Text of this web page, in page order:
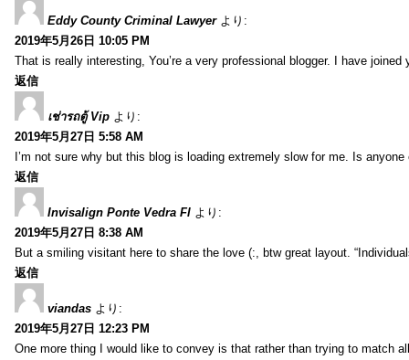
Eddy County Criminal Lawyer より:
2019年5月26日 10:05 PM
That is really interesting, You’re a very professional blogger. I have
返信
เช่ารถตู้ Vip より:
2019年5月27日 5:58 AM
I’m not sure why but this blog is loading extremely slow for me. Is
返信
Invisalign Ponte Vedra Fl より:
2019年5月27日 8:38 AM
But a smiling visitant here to share the love (:, btw great layout.
返信
viandas より:
2019年5月27日 12:23 PM
One more thing I would like to convey is that rather than trying to match